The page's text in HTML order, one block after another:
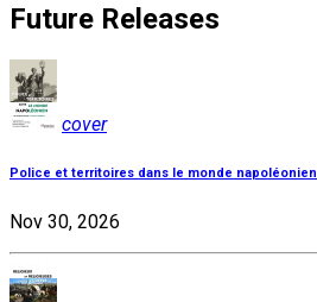
Future Releases
cover
Police et territoires dans le monde napoléonien
Nov 30, 2026